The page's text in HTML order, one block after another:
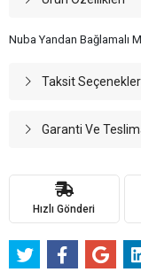
Nuba Yandan Bağlamalı
Taksit
Garanti Ve
Hızlı Gönderi